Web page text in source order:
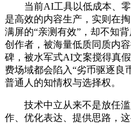
当前AI工具以低成本、
是高效的内容生产，实则在
满屏的“亲测有效”，却不知
创作者，被海量低质同质内
碑，被水军式AI文案搅得真
费场域都会陷入“劣币驱逐良
普通人的知情权与选择权。
技术中立从来不是放任
作、优化表达、提供思路，